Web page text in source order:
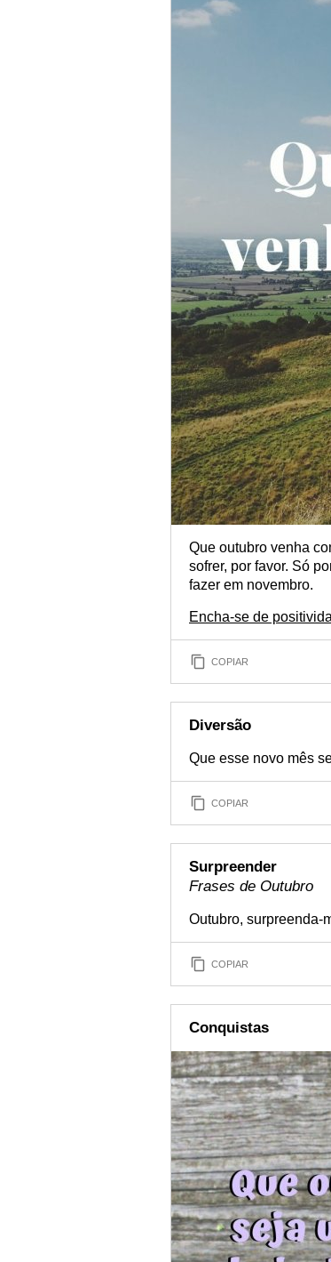
Que outubro venha
sofrer, por favor. Só
fazer em novembro.
Encha-se de
COPIAR
Diversão
Que esse novo mês
COPIAR
Surpreender
Frases de Outubro
Outubro, surpreenda-
COPIAR
Conquistas